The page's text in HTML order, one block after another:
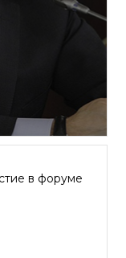
в форуме